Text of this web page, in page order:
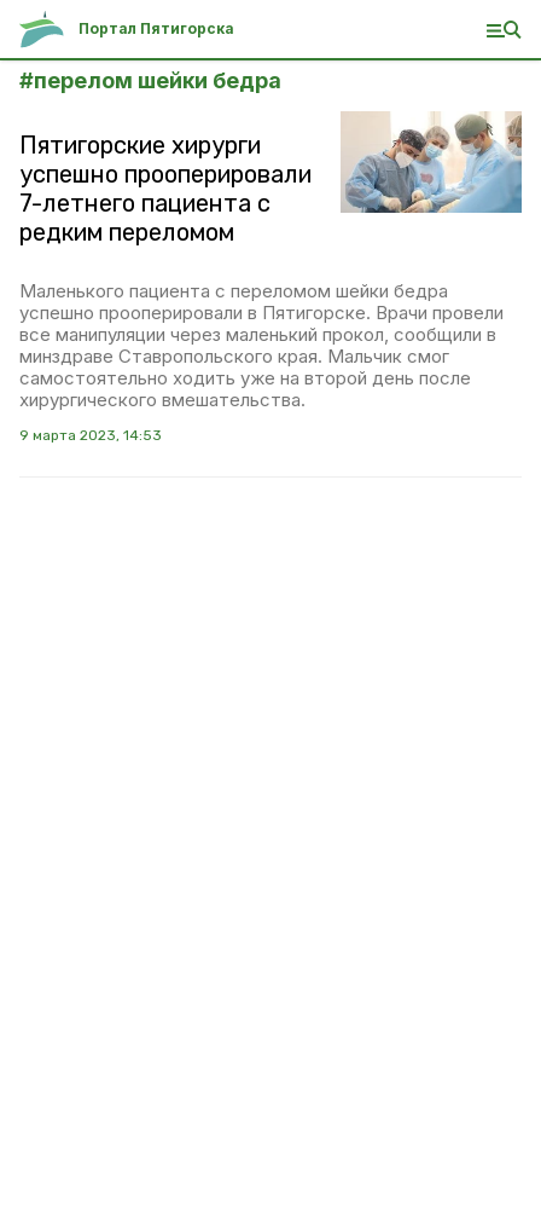
Портал Пятигорска
#перелом шейки бедра
Пятигорские хирурги
успешно прооперировали
7-летнего пациента с
редким переломом
Маленького пациента с переломом шейки бедра
успешно прооперировали в Пятигорске. Врачи провели
все манипуляции через маленький прокол, сообщили в
минздраве Ставропольского края. Мальчик смог
самостоятельно ходить уже на второй день после
хирургического вмешательства.
9 марта 2023, 14:53